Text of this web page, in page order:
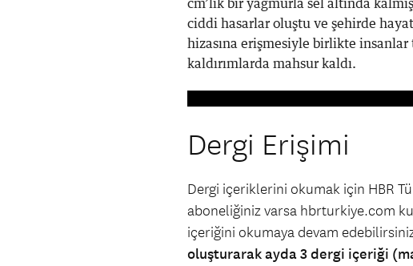
cm’lik bir yağmurla sel altında
ciddi hasarlar oluştu ve şehirde
hizasına erişmesiyle birlikte
kaldırımlarda mahsur kaldı.
Dergi Erişimi
Dergi içeriklerini okumak için HBR
aboneliğiniz varsa hbrturkiye.com
içeriğini okumaya devam
oluşturarak ayda 3 dergi içeriği